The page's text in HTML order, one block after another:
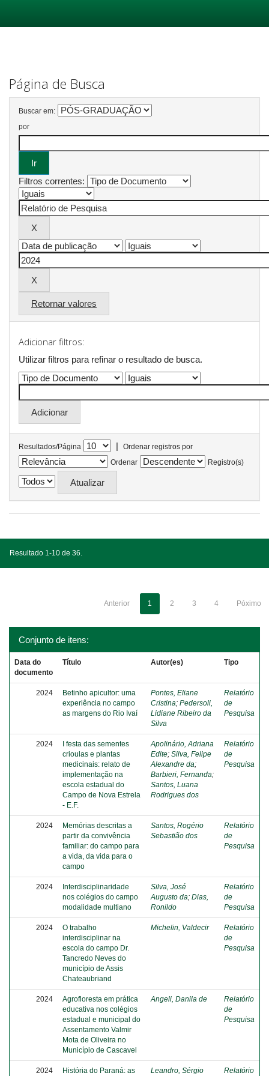
Página de Busca
Buscar em:
por
Filtros correntes:
Retornar valores
Adicionar filtros:
Utilizar filtros para refinar o resultado de busca.
Resultados/Página |
Ordenar registros por
Ordenar
Registro(s)
Resultado 1-10 de 36.
Anterior 1 2 3 4 Póximo
Conjunto de itens:
Data do
documento
Título Autor(es) Tipo
2024
Betinho apicultor: uma
experiência no campo
as margens do Rio Ivaí
Pontes, Eliane
Cristina; Pedersoli,
Lidiane Ribeiro da
Silva
Relatório
de
Pesquisa
2024
I festa das sementes
crioulas e plantas
medicinais: relato de
implementação na
escola estadual do
Campo de Nova Estrela
- E.F.
Apolinário, Adriana
Edite; Silva, Felipe
Alexandre da;
Barbieri, Fernanda;
Santos, Luana
Rodrigues dos
Relatório
de
Pesquisa
2024
Memórias descritas a
partir da convivência
familiar: do campo para
a vida, da vida para o
campo
Santos, Rogério
Sebastião dos
Relatório
de
Pesquisa
2024
Interdisciplinaridade
nos colégios do campo
modalidade multiano
Silva, José
Augusto da; Dias,
Ronildo
Relatório
de
Pesquisa
2024
O trabalho
interdisciplinar na
escola do campo Dr.
Tancredo Neves do
município de Assis
Chateaubriand
Michelin, Valdecir
Relatório
de
Pesquisa
2024
Agrofloresta em prática
educativa nos colégios
estadual e municipal do
Assentamento Valmir
Mota de Oliveira no
Município de Cascavel
Angeli, Danila de
Relatório
de
Pesquisa
2024 História do Paraná: as Leandro, Sérgio Relatório